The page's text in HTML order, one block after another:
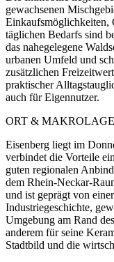
gewachsenen
Einkaufsmöglichkeiten,
täglichen Bedarfs sind
das nahegelegene
urbanen Umfeld und
zusätzlichen
praktischer
auch für Eigennutzer.
ORT & MAKROLAGE
Eisenberg liegt im
verbindet die Vorteile
guten regionalen
dem Rhein-Neckar-
und ist geprägt von
Industriegeschichte,
Umgebung am Rand
anderem für seine
Stadtbild und die